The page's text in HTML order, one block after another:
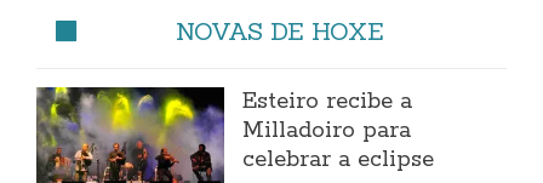
NOVAS DE HOXE
Esteiro recibe a
Milladoiro para
celebrar a eclipse